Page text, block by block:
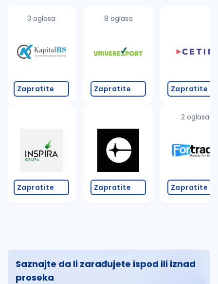
proverite pravopisne greške (koristite č, ć, š, đ,
promenite odabrane filtere pretrage
3 oglasa
Zapratite
Zapratite
8 oglasa
Zapratite
Zapratite
Zapratite
2 oglasa
Zapratite
Saznajte da li zarađujete ispod ili iznad
proseka